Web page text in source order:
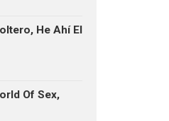
He Ahí El
Of Sex,